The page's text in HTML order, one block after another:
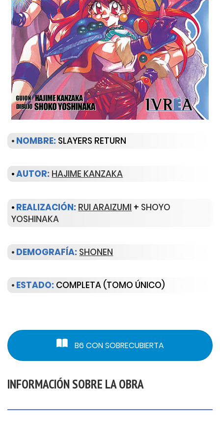
• NOMBRE: SLAYERS RETURN
•AUTOR: HAJIME KANZAKA
• REALIZACIÓN: RUI ARAIZUMI + SHOYO
YOSHINAKA
• DEMOGRAFÍA: SHONEN
• ESTADO: COMPLETA (TOMO ÚNICO)
B6 CON SOBRECUBIERTA
INFORMACIÓN SOBRE LA OBRA